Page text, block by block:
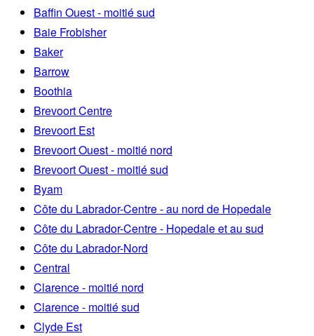
Baffin Ouest - moitié sud
Baie Frobisher
Baker
Barrow
Boothia
Brevoort Centre
Brevoort Est
Brevoort Ouest - moitié nord
Brevoort Ouest - moitié sud
Byam
Côte du Labrador-Centre - au nord de Hopedale
Côte du Labrador-Centre - Hopedale et au sud
Côte du Labrador-Nord
Central
Clarence - moitié nord
Clarence - moitié sud
Clyde Est